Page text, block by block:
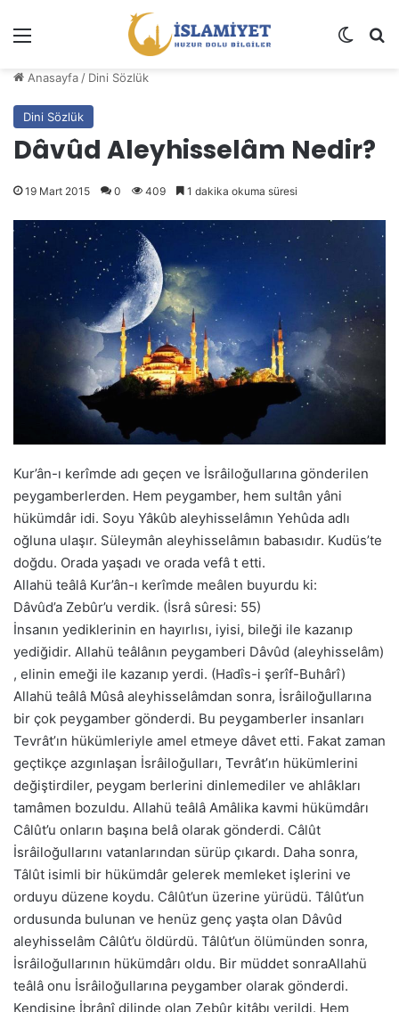
Dış
Anasayfa / Dini Sözlük
Dini Sözlük
Dâvûd Aleyhisselâm Nedir?
19 Mart 2015 0 409 1 dakika okuma süresi
Kur’ân-ı kerîmde adı geçen ve İsrâiloğullarına gönderilen
peygamberlerden. Hem peygamber, hem sultân yâni
hükümdâr idi. Soyu Yâkûb aleyhisselâmın Yehûda adlı
oğluna ulaşır. Süleymân aleyhisselâmın babasıdır. Kudüs’te
doğdu. Orada yaşadı ve orada vefâ t etti.
Allahü teâlâ Kur’ân-ı kerîmde meâlen buyurdu ki:
Dâvûd’a Zebûr’u verdik. (İsrâ sûresi: 55)
İnsanın yediklerinin en hayırlısı, iyisi, bileği ile kazanıp
yediğidir. Allahü teâlânın peygamberi Dâvûd (aleyhisselâm)
, elinin emeği ile kazanıp yerdi. (Hadîs-i şerîf-Buhârî)
Allahü teâlâ Mûsâ aleyhisselâmdan sonra, İsrâiloğullarına
bir çok peygamber gönderdi. Bu peygamberler insanları
Tevrât’ın hükümleriyle amel etmeye dâvet etti. Fakat zaman
geçtikçe azgınlaşan İsrâiloğulları, Tevrât’ın hükümlerini
değiştirdiler, peygam berlerini dinlemediler ve ahlâkları
tamâmen bozuldu. Allahü teâlâ Amâlika kavmi hükümdârı
Câlût’u onların başına belâ olarak gönderdi. Câlût
İsrâiloğullarını vatanlarından sürüp çıkardı. Daha sonra,
Tâlût isimli bir hükümdâr gelerek memleket işlerini ve
orduyu düzene koydu. Câlût’un üzerine yürüdü. Tâlût’un
ordusunda bulunan ve henüz genç yaşta olan Dâvûd
aleyhisselâm Câlût’u öldürdü. Tâlût’un ölümünden sonra,
İsrâiloğullarının hükümdârı oldu. Bir müddet sonraAllahü
teâlâ onu İsrâiloğullarına peygamber olarak gönderdi.
Kendisine İbrânî dilinde olan Zebûr kitâbı verildi. Hem